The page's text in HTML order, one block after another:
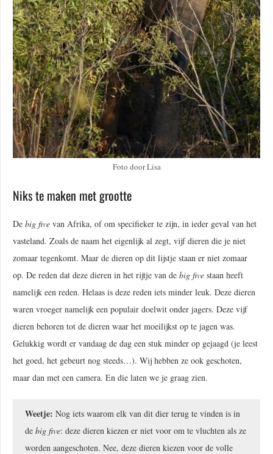
Foto door Lisa
Niks te maken met grootte
De big five van Afrika, of om specifieker te zijn, in ieder geval van het
vasteland. Zoals de naam het eigenlijk al zegt, vijf dieren die je niet
zomaar tegenkomt. Maar de dieren op dit lijstje staan er niet zomaar
op. De reden dat deze dieren in het rijtje van de big five staan heeft
namelijk een reden. Helaas is deze reden iets minder leuk. Deze dieren
waren vroeger namelijk een populair doelwit onder jagers. Deze vijf
dieren behoren tot de dieren waar het moeilijkst op te jagen was.
Gelukkig wordt er vandaag de dag een stuk minder op gejaagd (je leest
het goed, het gebeurt nog steeds…). Wij hebben ze ook geschoten,
maar dan met een camera. En die laten we je graag zien.
Weetje: Nog iets waarom elk van dit dier terug te vinden is in
de big five: deze dieren kiezen er niet voor om te vluchten als ze
worden aangeschoten. Nee, deze dieren kiezen voor de volle